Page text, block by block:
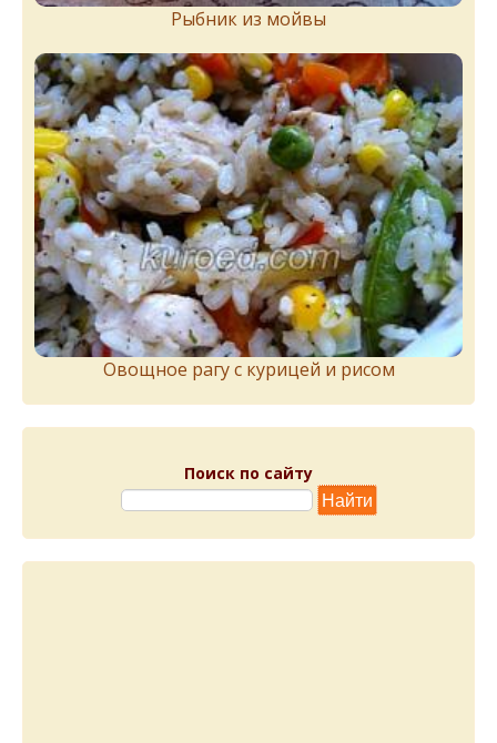
Рыбник из мойвы
Овощное рагу с курицей и рисом
Поиск по сайту